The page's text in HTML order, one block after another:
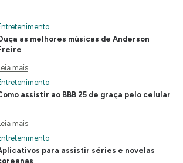
as melhores músicas de Anderson
mais
assistir ao BBB 25 de graça pelo celular
mais
para assistir séries e novelas